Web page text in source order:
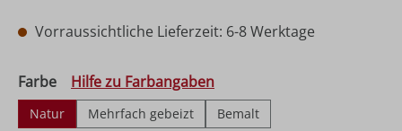
Vorraussichtliche Lieferzeit: 6-8 Werktage
Farbeauswählen
Hilfe zu Farbangaben
Natur Mehrfach gebeizt Bemalt